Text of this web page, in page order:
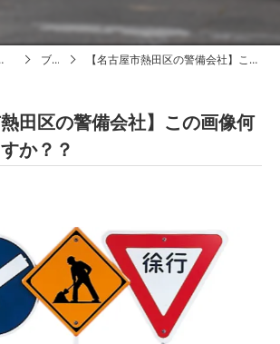
イアール ブログ 【名古屋市熱田区の警備会社】この画像何か分かりますか？？
熱田区の警備会社】この画像何
か？？